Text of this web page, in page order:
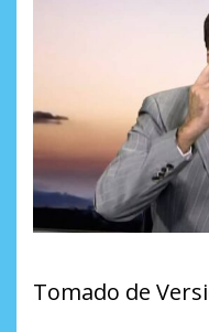
Tomado de